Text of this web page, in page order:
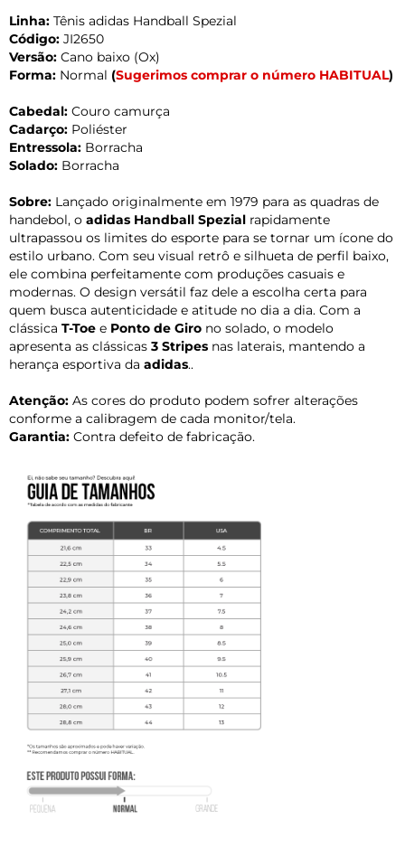
Linha: Tênis adidas Handball Spezial
Código: JI2650
Versão: Cano baixo (Ox)
Forma: Normal (Sugerimos comprar o número HABITUAL)
Cabedal: Couro camurça
Cadarço: Poliéster
Entressola: Borracha
Solado: Borracha
Sobre: Lançado originalmente em 1979 para as quadras de
handebol, o adidas Handball Spezial rapidamente
ultrapassou os limites do esporte para se tornar um ícone do
estilo urbano. Com seu visual retrô e silhueta de perfil baixo,
ele combina perfeitamente com produções casuais e
modernas. O design versátil faz dele a escolha certa para
quem busca autenticidade e atitude no dia a dia. Com a
clássica T-Toe e Ponto de Giro no solado, o modelo
apresenta as clássicas 3 Stripes nas laterais, mantendo a
herança esportiva da adidas..
Atenção: As cores do produto podem sofrer alterações
conforme a calibragem de cada monitor/tela.
Garantia: Contra defeito de fabricação.